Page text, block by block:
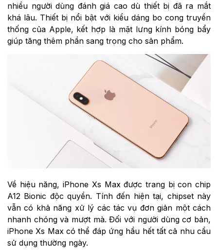
nhiều người dùng đánh giá cao dù thiết bị đã ra mắt
khá lâu. Thiết bị nổi bật với kiểu dáng bo cong truyền
thống của Apple, kết hợp là mặt lưng kính bóng bẩy
giúp tăng thêm phần sang trọng cho sản phẩm.
Về hiệu năng, iPhone Xs Max được trang bị con chip
A12 Bionic độc quyền. Tính đến hiện tại, chipset này
vẫn có khả năng xử lý các tác vụ đơn giản một cách
nhanh chóng và mượt mà. Đối với người dùng cơ bản,
iPhone Xs Max có thể đáp ứng hầu hết tất cả nhu cầu
sử dụng thường ngày.